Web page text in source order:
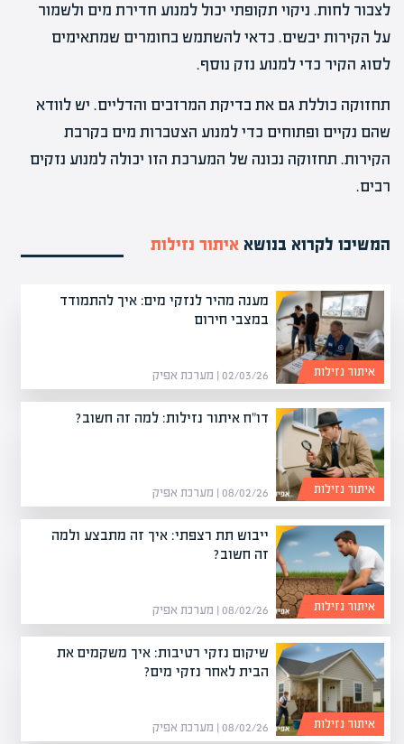
לצבור לחות. ניקוי תקופתי יכול למנוע חדירת מים ולשמור
על הקירות יבשים. כדאי להשתמש בחומרים שמתאימים
לסוג הקיר כדי למנוע נזק נוסף.
תחזוקה כוללת גם את בדיקת המרזבים והדליים. יש לוודא
שהם נקיים ופתוחים כדי למנוע הצטברות מים בקרבת
הקירות. תחזוקה נכונה של המערכת הזו יכולה למנוע נזקים
רבים.
המשיכו לקרוא בנושא איתור נזילות
מענה מהיר לנזקי מים: איך להתמודד
במצבי חירום
02/03/26 | מערכת אפיק איתור נזילות
דו"ח איתור נזילות: למה זה חשוב?
08/02/26 | מערכת אפיק איתור נזילות
ייבוש תת רצפתי: איך זה מתבצע ולמה
זה חשוב?
08/02/26 | מערכת אפיק איתור נזילות
שיקום נזקי רטיבות: איך משקמים את
הבית לאחר נזקי מים?
08/02/26 | מערכת אפיק איתור נזילות